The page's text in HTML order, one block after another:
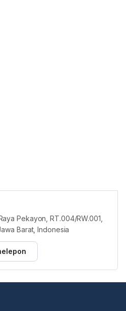
Pekayon, RT.004/RW.001,
Barat, Indonesia
di RS Anna di platform Hello
care/ dan klik “Booking dokter”
pencarian